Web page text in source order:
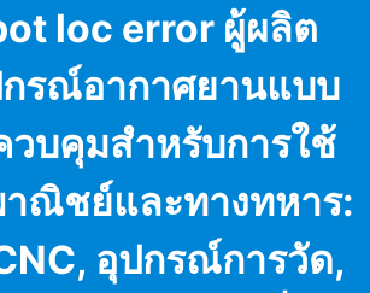
loc error ผู้ผลิต
รณ์อากาศยานแบบ
วบคุมสำหรับการใช้
าณิชย์และทางทหาร:
อุปกรณ์การวัด,